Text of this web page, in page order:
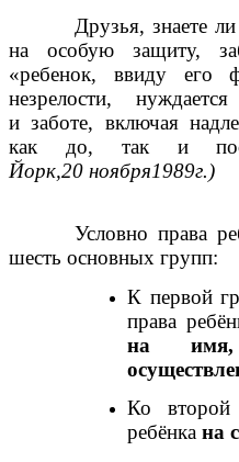
Друзья, знаете
на особую защиту,
«ребенок, ввиду его
незрелости,
и заботе, включая
как до, так и
Йорк,20 ноября1989г.)
Условно права
шесть основных групп:
К первой
права
на
Ко второй
ребёнка на